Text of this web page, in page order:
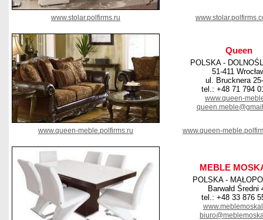
www.stolar.polfirms.ru
Queen
POLSKA -
51-411
ul. Brucknera
tel.: +48 71 794
www.queen-
www.queen-meble.polfirms.ru www.queen-
MEBLE
POLSKA -
Barwałd Średni
tel.: +48 33 876